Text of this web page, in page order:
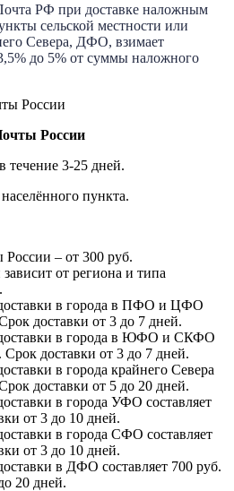
РФ при доставке наложным
сельской местности или
Севера, ДФО, взимает
до 5% от суммы наложного
России
России
течение 3-25 дней.
пункта.
– от 300 руб.
от региона и типа
в города в ПФО и ЦФО
доставки от 3 до 7 дней.
доставки в города в ЮФО и СКФО
Срок доставки от 3 до 7 дней.
в города крайнего Севера
доставки от 5 до 20 дней.
в города УФО составляет
от 3 до 10 дней.
в города СФО составляет
от 3 до 10 дней.
в ДФО составляет 700 руб.
20 дней.